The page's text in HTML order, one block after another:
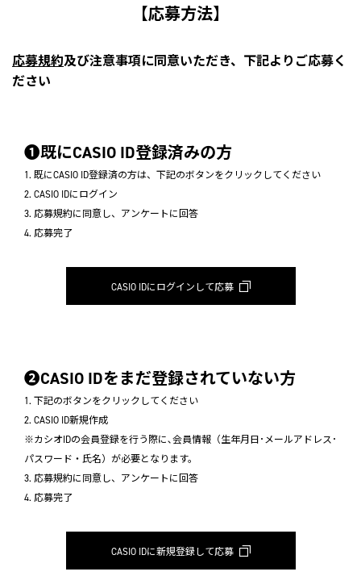
【応募方法】
応募規約及び注意事項に同意いただき、下記よりご応募く
ださい
❶既にCASIO ID登録済みの方
1. 既にCASIO ID登録済の方は、下記のボタンをクリックしてください
2. CASIO IDにログイン
3. 応募規約に同意し、アンケートに回答
4. 応募完了
CASIO IDにログインして応募
❷CASIO IDをまだ登録されていない方
1. 下記のボタンをクリックしてください
2. CASIO ID新規作成
※カシオIDの会員登録を行う際に､会員情報（生年月日･メールアドレス･
パスワード・氏名）が必要となります。
3. 応募規約に同意し、アンケートに回答
4. 応募完了
CASIO IDに新規登録して応募